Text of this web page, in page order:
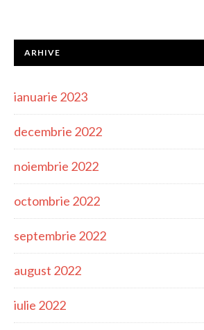
ARHIVE
ianuarie 2023
decembrie 2022
noiembrie 2022
octombrie 2022
septembrie 2022
august 2022
iulie 2022